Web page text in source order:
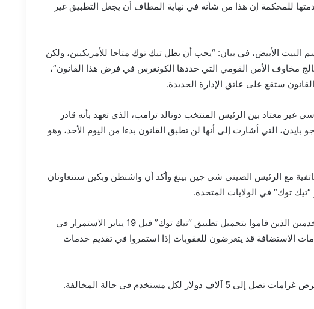
للمحكمة إن هذا من شأنه في نهاية المطاف أن يجعل التطبيق غير
البيت الأبيض، في بيان: “يجب أن يظل تيك توك متاحا للأمريكيين، ولكن
مخاوف الأمن القومي التي حددها الكونغرس في فرض هذا القانون”،
ستقع على عاتق الإدارة الجديدة.
معتاد بين الرئيس المنتخب دونالد ترامب، الذي تعهد بأنه قادر
التي أشارت إلى أنها لن تطبق القانون بدءا من اليوم الأحد، وهو
مع الرئيس الصيني شي جين بينغ وأكد أن واشنطن وبكين ستتعاونان
“تيك توك” في الولايات المتحدة.
وتتيح القوانين الأمريكية الحالية نظريا للمستخدمين الذين قاموا بتحميل تطبيق “تيك توك” قبل 19 يناير الاستمرار في
الاستضافة قد يتعرضون للعقوبات إذا استمروا في تقديم خدمات